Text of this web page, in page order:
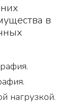
в
нагрузкой.